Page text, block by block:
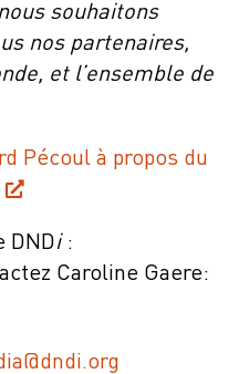
souhaitons
nos partenaires,
et l’ensemble de
Pécoul à propos du
DNDi:
Caroline Gaere: